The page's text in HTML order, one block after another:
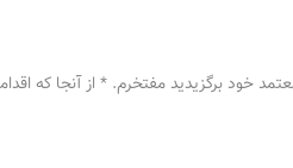
خود برگزیدید مفتخرم. * از آنجا که